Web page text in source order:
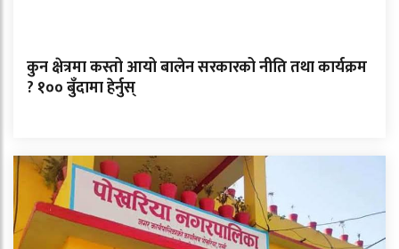
कुन क्षेत्रमा कस्तो आयो बालेन सरकारको नीति तथा कार्यक्रम
? १०० बुँदामा हेर्नुस्